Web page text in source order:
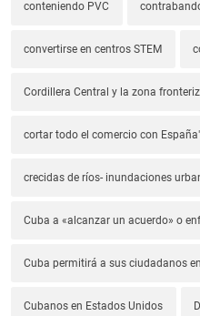
conteniendo PVC
convertirse en centros STEM
Cordillera Central y la zona
cortar todo el comercio con
crecidas de ríos- inundaciones
Cuba a «alcanzar un acuerdo» o
Cuba permitirá a sus ciudadanos
Cubanos en Estados Unidos